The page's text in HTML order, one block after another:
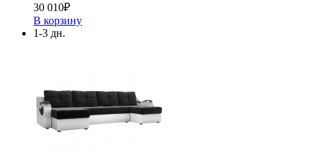
30 010₽
В корзину
1-3 дн.